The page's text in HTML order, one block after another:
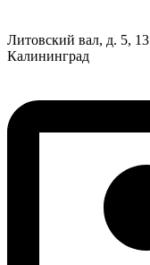
Литовский вал, д. 5, 13
Калининград